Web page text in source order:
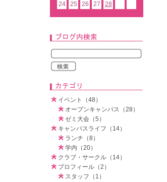
24
25 26 27 28
イベント（48）
オープンキャンパス（28）
ゼミ大会（5）
キャンパスライフ（14）
ランチ（8）
学内（20）
クラブ・サークル（14）
プロフィール（2）
スタッフ（1）